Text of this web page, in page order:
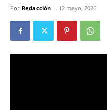
Por Redacción - 12 mayo, 2026